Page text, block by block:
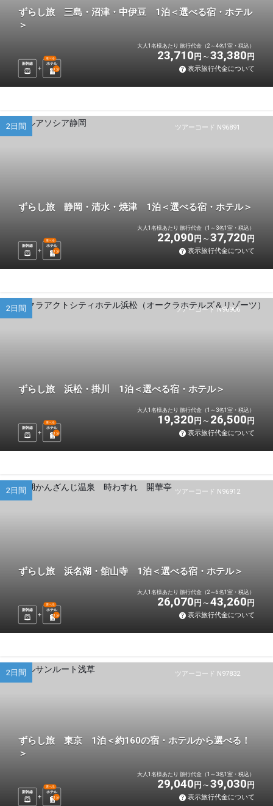
ずらし旅 三島・沼津・中伊豆 1泊＜選べる宿・ホテル
＞
新幹線 ホテル
選べる
1 泊
大人1名様あたり 旅行代金（2～4名1室・税込）
23,710 円 33,380 円
表示旅行代金について
ツアーコード N96891
2日間
ずらし旅 静岡・清水・焼津 1泊＜選べる宿・ホテル＞
新幹線 ホテル
選べる
1 泊
大人1名様あたり 旅行代金（1～3名1室・税込）
22,090 円 37,720 円
表示旅行代金について
ツアーコード N96906
2日間
ずらし旅 浜松・掛川 1泊＜選べる宿・ホテル＞
新幹線 ホテル
選べる
1 泊
大人1名様あたり 旅行代金（1～3名1室・税込）
19,320 円 26,500 円
表示旅行代金について
ツアーコード N96912
2日間
ずらし旅 浜名湖・舘山寺 1泊＜選べる宿・ホテル＞
新幹線 ホテル
選べる
1 泊
大人1名様あたり 旅行代金（2～6名1室・税込）
26,070 円 43,260 円
表示旅行代金について
ツアーコード N97832
2日間
ずらし旅 東京 1泊＜約160の宿・ホテルから選べる！
＞
新幹線 ホテル
選べる
1 泊
大人1名様あたり 旅行代金（1～3名1室・税込）
29,040 円 39,030 円
表示旅行代金について